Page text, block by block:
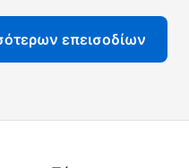
επεισοδίων